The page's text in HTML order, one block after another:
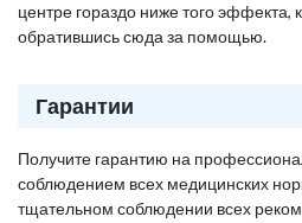
центре гораздо ниже того эффекта,
обратившись сюда за помощью.
Гарантии
Получите гарантию на
соблюдением всех медицинских
тщательном соблюдении всех